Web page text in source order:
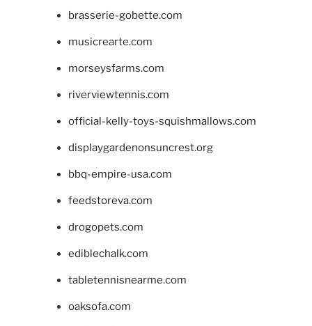
brasserie-gobette.com
musicrearte.com
morseysfarms.com
riverviewtennis.com
official-kelly-toys-squishmallows.com
displaygardenonsuncrest.org
bbq-empire-usa.com
feedstoreva.com
drogopets.com
ediblechalk.com
tabletennisnearme.com
oaksofa.com